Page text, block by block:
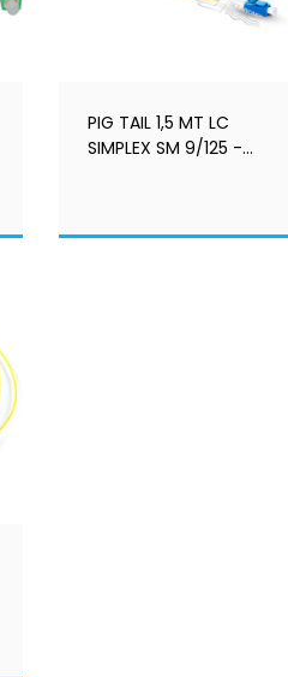
PIG TAIL 1,5 MT LC
SIMPLEX SM 9/125 -